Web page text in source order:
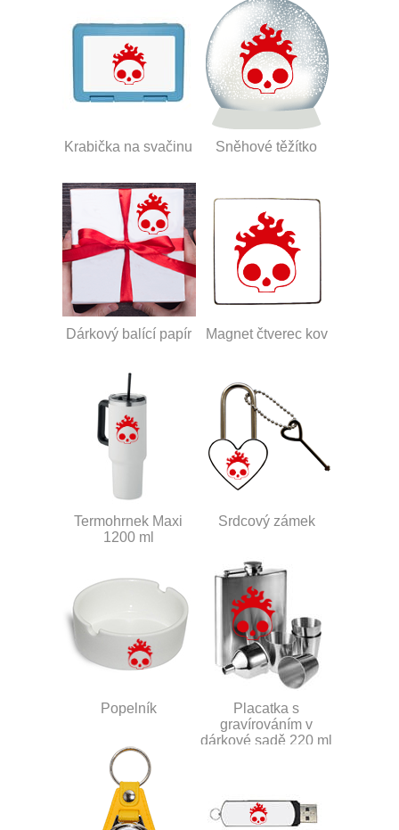
Krabička na svačinu Sněhové těžítko
Dárkový balící papír Magnet čtverec kov
Termohrnek Maxi
1200 ml
Srdcový zámek
Popelník
Placatka s
gravírováním v
dárkové sadě 220 ml